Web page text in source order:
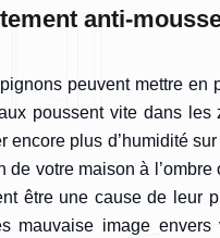
anti-
peuvent mettre en
poussent vite dans les
encore plus d’humidité
de votre maison à
être une cause de leur
mauvaise image